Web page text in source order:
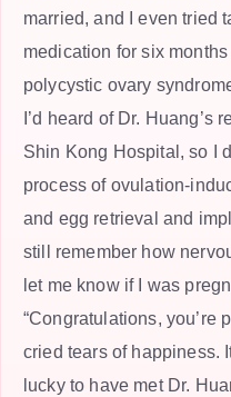
married, and I even tried
medication for six
polycystic ovary
I’d heard of Dr. Huang’s
Shin Kong Hospital, so I
process of ovulation-
and egg retrieval and
still remember how
let me know if I was
“Congratulations, you’re
cried tears of happiness.
lucky to have met Dr.